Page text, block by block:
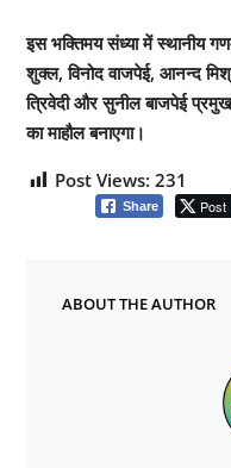
इस भक्तिमय संध्या में स्थानीय
शुक्ल, विनोद वाजपेई, आनन्द
त्रिवेदी और सुनील बाजपेई
का माहौल बनाएगा।
Post Views: 231
Share Post
ABOUT THE AUTHOR